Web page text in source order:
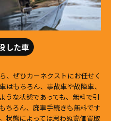
した車
、ぜひカーネクストにお任せく
はもちろん、事故車や故障車、
うな状態であっても、無料で引
ちろん、廃車手続きも無料です
状態によっては思わぬ高価買取